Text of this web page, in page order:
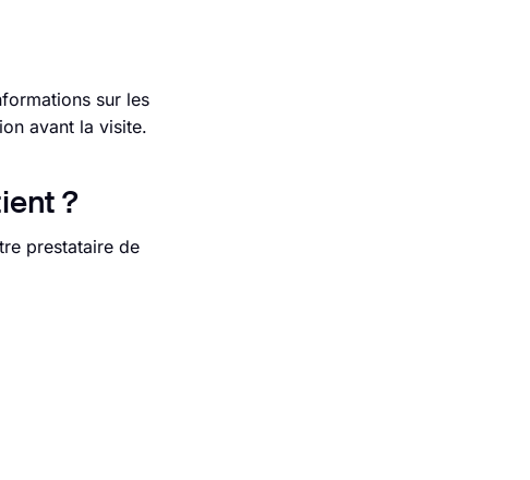
sur les
avant la visite.
?
prestataire de